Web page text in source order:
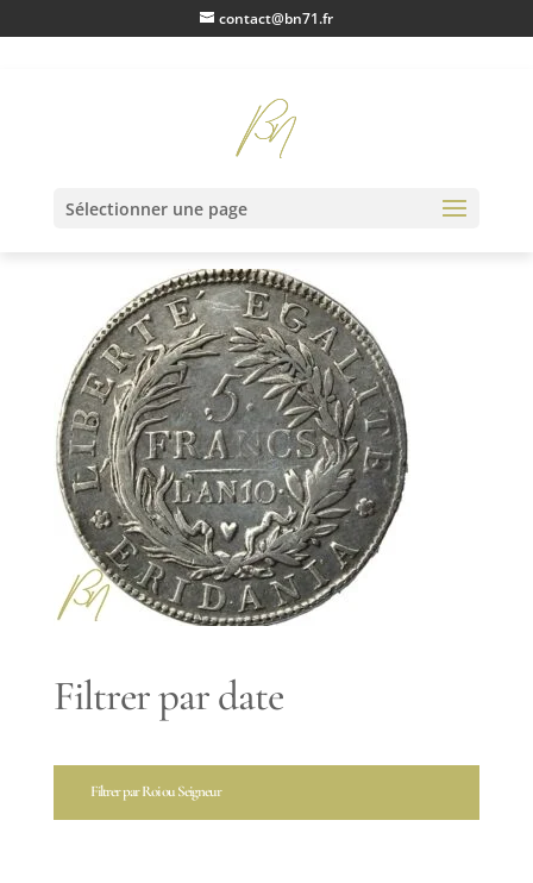
contact@bn71.fr
Sélectionner une page
IMG_1663
Filtrer par date
Filtrer par Roi ou Seigneur